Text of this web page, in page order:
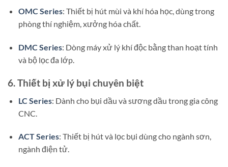
OMC Series: Thiết bị hút mùi và khí hóa học, dùng trong
phòng thí nghiệm, xưởng hóa chất.
DMC Series: Dòng máy xử lý khí độc bằng than hoạt tính
và bộ lọc đa lớp.
6. Thiết bị xử lý bụi chuyên biệt
LC Series: Dành cho bụi dầu và sương dầu trong gia công
CNC.
ACT Series: Thiết bị hút và lọc bụi dùng cho ngành sơn,
ngành điện tử.